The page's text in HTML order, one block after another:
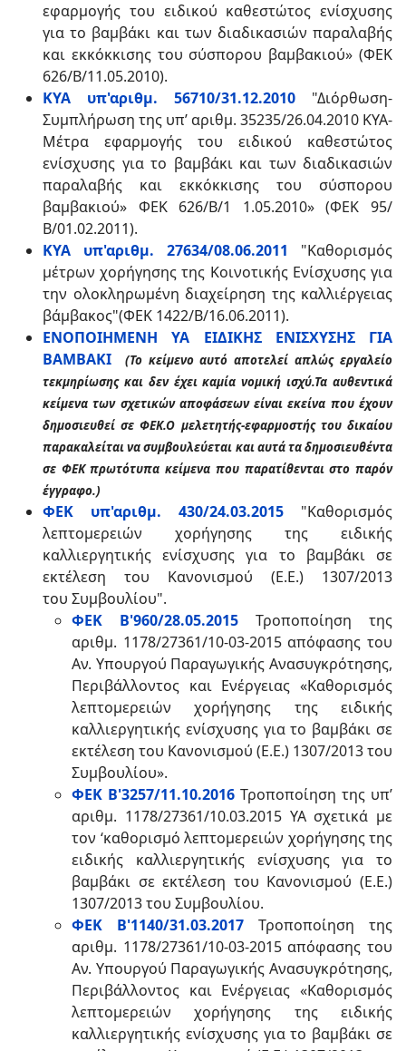
εφαρμογής του ειδικού καθεστώτος ενίσχυσης
για το βαμβάκι και των διαδικασιών παραλαβής
και εκκόκκισης του σύσπορου βαμβακιού» (ΦΕΚ
626/Β/11.05.2010).
ΚΥΑ υπ'αριθμ. 56710/31.12.2010
"Διόρθωση-
Συμπλήρωση της υπ’ αριθμ. 35235/26.04.2010 ΚΥΑ-
Μέτρα εφαρμογής του ειδικού καθεστώτος
ενίσχυσης για το βαμβάκι και των διαδικασιών
παραλαβής και εκκόκκισης του σύσπορου
βαμβακιού» ΦΕΚ 626/Β/1 1.05.2010»(ΦΕΚ 95/
Β/01.02.2011).
ΚΥΑ υπ'αριθμ. 27634/08.06.2011 "Καθορισμός
μέτρων χορήγησης της Κοινοτικής Ενίσχυσης για
την ολοκληρωμένη διαχείρηση της καλλιέργειας
βάμβακος"(ΦΕΚ 1422/Β/16.06.2011).
ΕΝΟΠΟΙΗΜΕΝΗ ΥΑ ΕΙΔΙΚΗΣ ΕΝΙΣΧΥΣΗΣ ΓΙΑ
ΒΑΜΒΑΚΙ
(Το κείμενο αυτό αποτελεί απλώς εργαλείο
τεκμηρίωσης και δεν έχει καμία νομική ισχύ.Τα αυθεντικά
κείμενα των σχετικών αποφάσεων είναι εκείνα που έχουν
δημοσιευθεί σε ΦΕΚ.Ο μελετητής-εφαρμοστής του δικαίου
παρακαλείται να συμβουλεύεται και αυτά τα δημοσιευθέντα
σε ΦΕΚ πρωτότυπα κείμενα που παρατίθενται στο παρόν
έγγραφο.)
ΦΕΚ υπ'αριθμ. 430/24.03.2015 "Καθορισμός
λεπτομερειών χορήγησης της ειδικής
καλλιεργητικής ενίσχυσης για το βαμβάκι σε
εκτέλεση του Κανονισμού (Ε.Ε.) 1307/2013
του Συμβουλίου".
ΦΕΚ Β'960/28.05.2015
Τροποποίηση της
αριθμ. 1178/27361/10-03-2015απόφασης του
Αν. Υπουργού Παραγωγικής Ανασυγκρότησης,
Περιβάλλοντος και Ενέργειας «Καθορισμός
λεπτομερειών χορήγησης της ειδικής
καλλιεργητικής ενίσχυσης για το βαμβάκι σε
εκτέλεση του Κανονισμού (Ε.Ε.) 1307/2013 του
Συμβουλίου».
ΦΕΚ Β'3257/11.10.2016 Τροποποίηση της υπ’
αριθμ. 1178/27361/10.03.2015 ΥΑ σχετικά με
τον ‘καθορισμό λεπτομερειών χορήγησης της
ειδικής καλλιεργητικής ενίσχυσης για το
βαμβάκι σε εκτέλεση του Κανονισμού (Ε.Ε.)
1307/2013 του Συμβουλίου.
ΦΕΚ Β'1140/31.03.2017 Τροποποίηση της
αριθμ. 1178/27361/10-03-2015 απόφασης του
Αν. Υπουργού Παραγωγικής Ανασυγκρότησης,
Περιβάλλοντος και Ενέργειας «Καθορισμός
λεπτομερειών χορήγησης της ειδικής
καλλιεργητικής ενίσχυσης για το βαμβάκι σε